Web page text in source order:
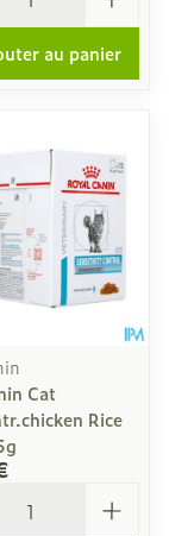
au panier
Cat
Rice